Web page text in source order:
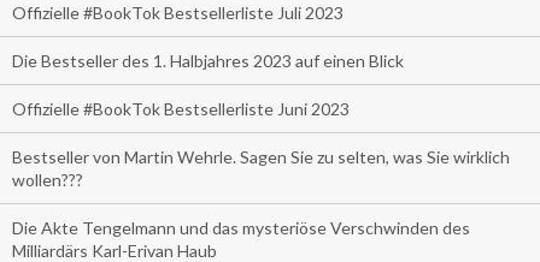
Offizielle #BookTok Bestsellerliste Juli 2023
Die Bestseller des 1. Halbjahres 2023 auf einen Blick
Offizielle #BookTok Bestsellerliste Juni 2023
Bestseller von Martin Wehrle. Sagen Sie zu selten, was Sie wirklich
wollen???
Die Akte Tengelmann und das mysteriöse Verschwinden des
Milliardärs Karl-Erivan Haub